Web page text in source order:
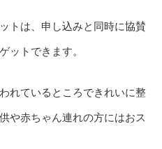
トは、申し込みと同時に協賛
ットできます。
れているところできれいに整
や赤ちゃん連れの方にはおス